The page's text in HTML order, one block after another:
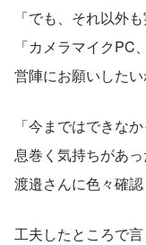
「でも、それ以外
「カメラマイク
営陣にお願いしたい
「今まではできな
息巻く気持ちがあ
渡邉さんに色々確
工夫したところで